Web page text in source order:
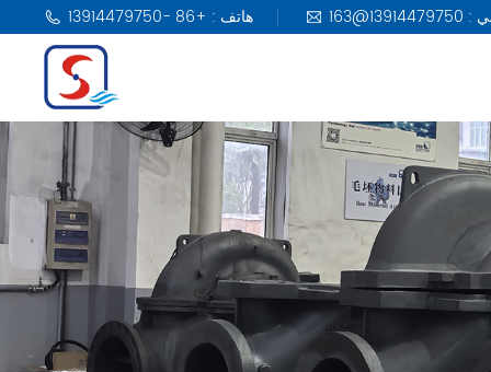
هاتف : +86 -13914479750